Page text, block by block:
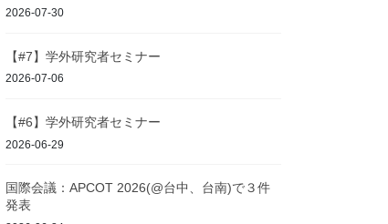
2026-07-30
【#7】学外研究者セミナー
2026-07-06
【#6】学外研究者セミナー
2026-06-29
国際会議：APCOT 2026(@台中、台南)で３件
発表